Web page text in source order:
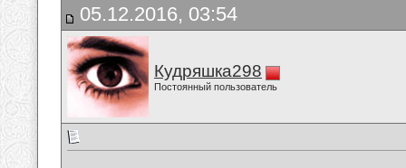
05.12.2016, 03:54
Кудряшка298
Постоянный пользователь